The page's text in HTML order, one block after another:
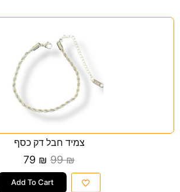
צמיד חבל דק כסף
99₪
79 ₪
Add To Cart